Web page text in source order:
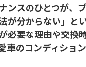
ンスのひとつが、
が分からない」と
必要な理由や交換
車のコンディショ